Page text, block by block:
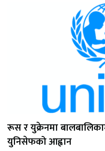
रूस र युक्रेनमा
युनिसेफको आह्वान